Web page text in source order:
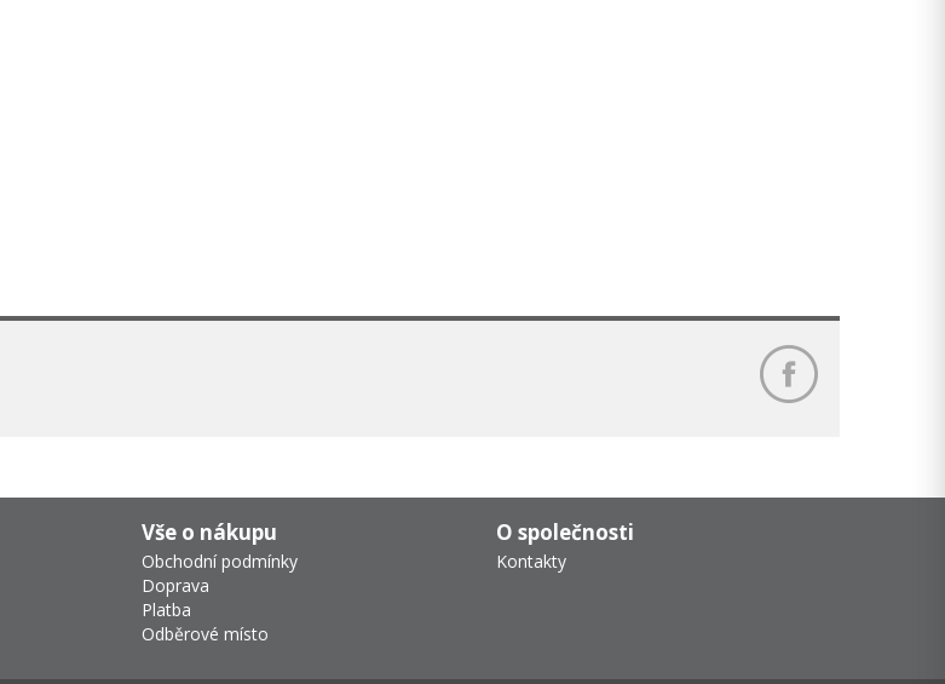
O společnosti
Kontakty
Vše o nákupu
Obchodní podmínky
Doprava
Platba
Odběrové místo